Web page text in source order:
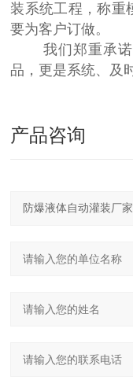
装系统工程，称重
要为客户订做。
我们郑重承诺
品，更是系统、及
产品咨询